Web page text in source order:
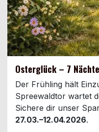
Osterglück – 7
Der Frühling hält
Spreewaldtor wartet
Sichere dir unser
27.03.–12.04.2026.